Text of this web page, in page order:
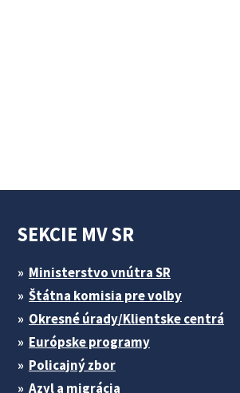
SEKCIE MV SR
Ministerstvo vnútra SR
Štátna komisia pre volby
Okresné úrady/Klientske centrá
Európske programy
Policajný zbor
Azyl a migrácia